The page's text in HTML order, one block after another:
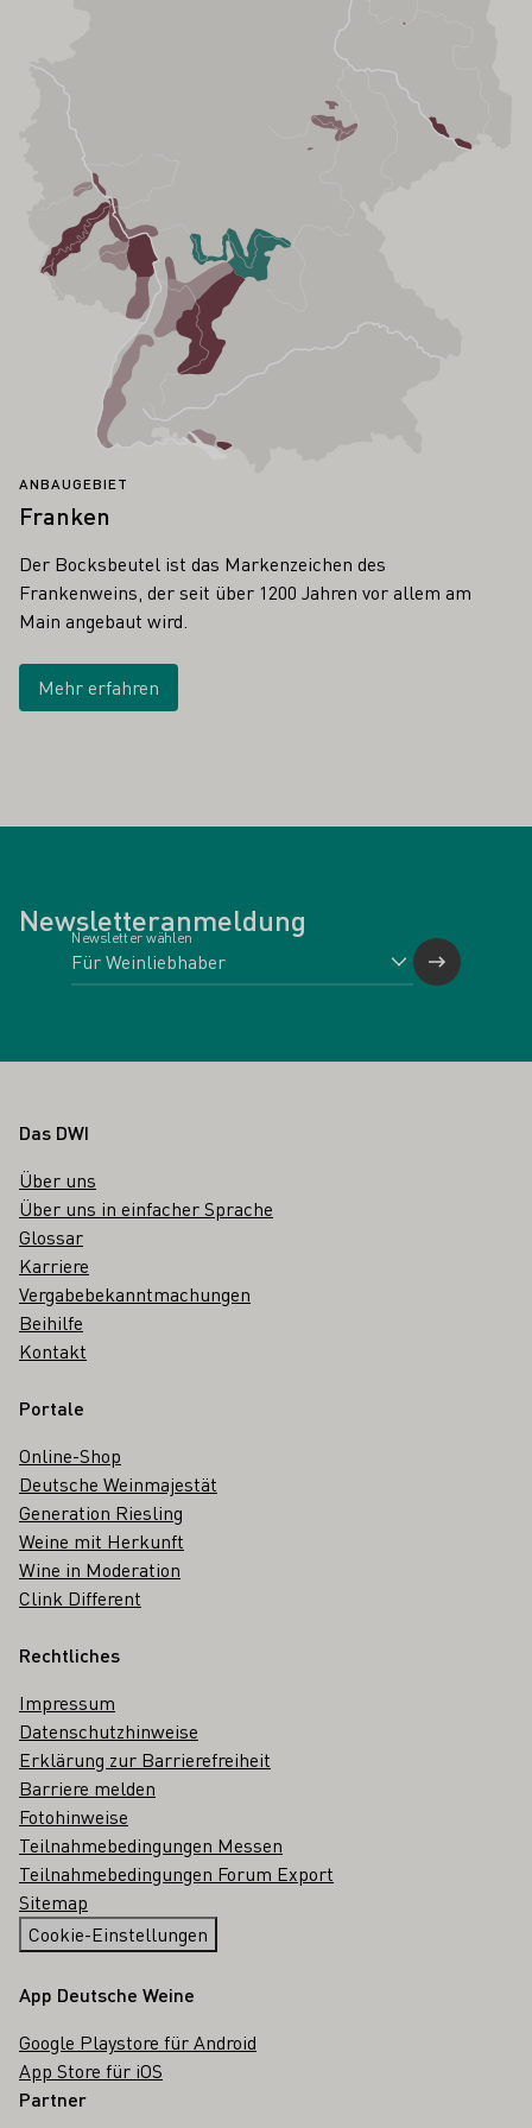
ANBAUGEBIET
Franken
Der Bocksbeutel ist das Markenzeichen des
Frankenweins, der seit über 1200 Jahren vor allem am
Main angebaut wird.
Mehr erfahren
Newsletteranmeldung
Newsletter wählen
Fußbereich
Das DWI
Über uns
Über uns in einfacher Sprache
Glossar
Karriere
Vergabebekanntmachungen
Beihilfe
Kontakt
Portale
Online-Shop
Deutsche Weinmajestät
Generation Riesling
Weine mit Herkunft
Wine in Moderation
Clink Different
Rechtliches
Impressum
Datenschutzhinweise
Erklärung zur Barrierefreiheit
Barriere melden
Fotohinweise
Teilnahmebedingungen Messen
Teilnahmebedingungen Forum Export
Sitemap
Cookie-Einstellungen
App Deutsche Weine
Google Playstore für Android
App Store für iOS
Partner